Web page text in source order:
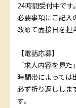
24時間受付中です。
必要事項にご記入
改めて面接日を担
【電話応募】
「求人内容を見
時間帯によっては
必ず折り返ししま
す。